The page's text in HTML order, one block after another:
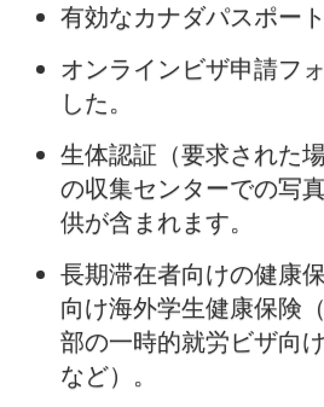
有効なカナダパスポート
オンラインビザ申請フ
した。
生体認証（要求された
の収集センターでの写
供が含まれます。
長期滞在者向けの健康
向け海外学生健康保険
部の一時的就労ビザ向
など）。